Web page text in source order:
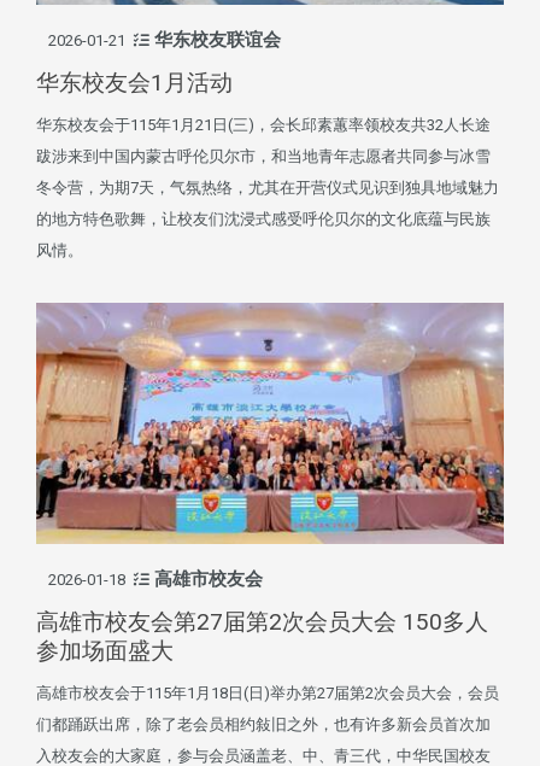
2026-01-21 华东校友联谊会
华东校友会1月活动
华东校友会于115年1月21日(三)，会长邱素蕙率领校友共32人长途
跋涉来到中国内蒙古呼伦贝尔市，和当地青年志愿者共同参与冰雪
冬令营，为期7天，气氛热络，尤其在开营仪式见识到独具地域魅力
的地方特色歌舞，让校友们沈浸式感受呼伦贝尔的文化底蕴与民族
风情。
2026-01-18 高雄市校友会
高雄市校友会第27届第2次会员大会 150多人
参加场面盛大
高雄市校友会于115年1月18日(日)举办第27届第2次会员大会，会员
们都踊跃出席，除了老会员相约敍旧之外，也有许多新会员首次加
入校友会的大家庭，参与会员涵盖老、中、青三代，中华民国校友